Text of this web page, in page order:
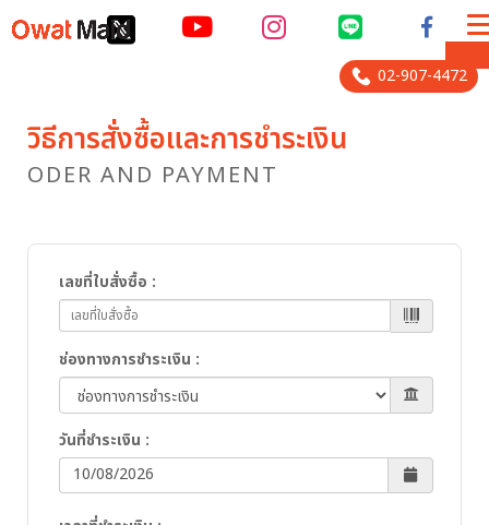
วิธีการสั่งซื้อและการชำระเงิน
ODER AND PAYMENT
เลขที่ใบสั่งซื้อ :
ช่องทางการชำระเงิน :
วันที่ชำระเงิน :
10/08/2026
02-907-4472